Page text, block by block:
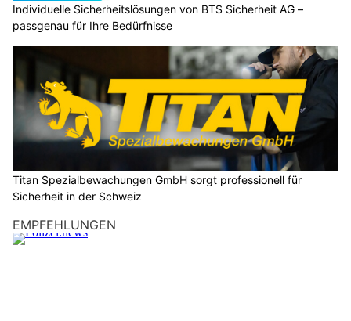
Individuelle Sicherheitslösungen von BTS Sicherheit AG –
passgenau für Ihre Bedürfnisse
Titan Spezialbewachungen GmbH sorgt professionell für
Sicherheit in der Schweiz
EMPFEHLUNGEN